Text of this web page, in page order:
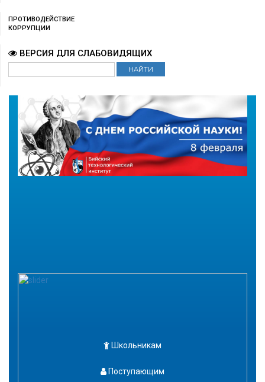
ПРОТИВОДЕЙСТВИЕ
КОРРУПЦИИ
ВЕРСИЯ ДЛЯ СЛАБОВИДЯЩИХ
Школьникам
Поступающим